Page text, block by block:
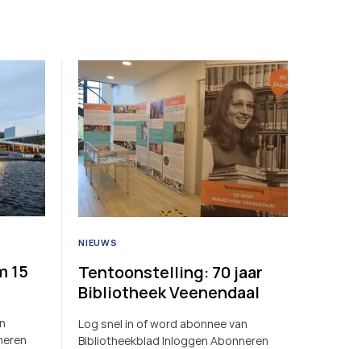
15
NIEUWS
Tentoonstelling: 70 jaar
Bibliotheek Veenendaal
Log snel in of word abonnee van
Bibliotheekblad Inloggen Abonneren